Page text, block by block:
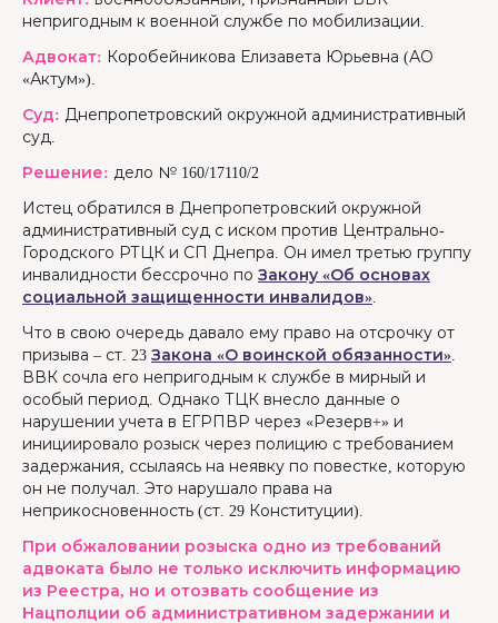
непригодным к военной службе по мобилизации.
Адвокат: Коробейникова Елизавета Юрьевна (АО
«Актум»).
Суд: Днепропетровский окружной административный
суд.
Решение: дело № 160/17110/2
Истец обратился в Днепропетровский окружной
административный суд с иском против Центрально-
Городского РТЦК и СП Днепра. Он имел третью группу
инвалидности бессрочно по Закону «Об основах
социальной защищенности инвалидов».
Что в свою очередь давало ему право на отсрочку от
призыва – ст. 23 Закона «О воинской обязанности».
ВВК сочла его непригодным к службе в мирный и
особый период. Однако ТЦК внесло данные о
нарушении учета в ЕГРПВР через «Резерв+» и
инициировало розыск через полицию с требованием
задержания, ссылаясь на неявку по повестке, которую
он не получал. Это нарушало права на
неприкосновенность (ст. 29 Конституции).
При обжаловании розыска одно из требований
адвоката было не только исключить информацию
из Реестра, но и отозвать сообщение из
Нацполции об административном задержании и